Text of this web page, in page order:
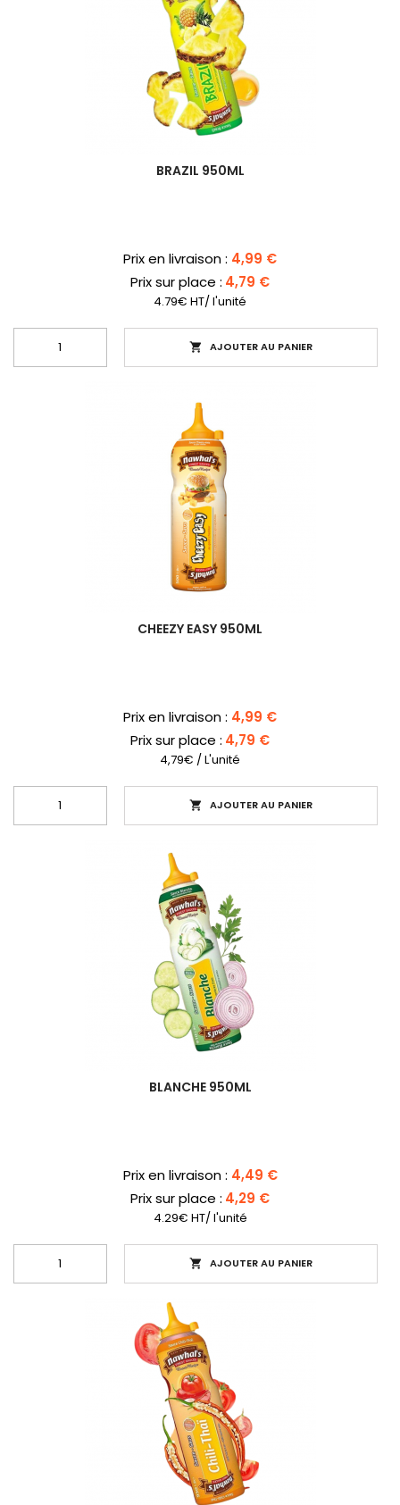
BRAZIL 950ML
Prix
Prix en livraison : 4,99 €
Prix sur place : 4,79 €
4.79€ HT/ l'unité
 AJOUTER AU PANIER
CHEEZY EASY 950ML
Prix
Prix en livraison : 4,99 €
Prix sur place : 4,79 €
4,79€ / L'unité
 AJOUTER AU PANIER
BLANCHE 950ML
Prix
Prix en livraison : 4,49 €
Prix sur place : 4,29 €
4.29€ HT/ l'unité
 AJOUTER AU PANIER